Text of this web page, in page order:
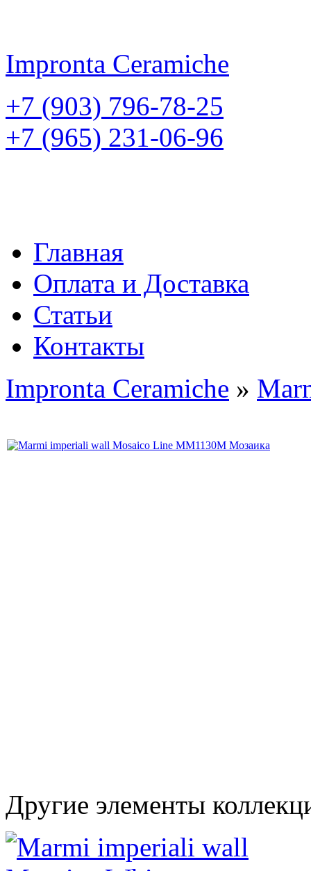
Impronta Ceramiche
+7 (903) 796-78-25
+7 (965) 231-06-96
Главная
Оплата и Доставка
Статьи
Контакты
Impronta Ceramiche »
Другие элементы